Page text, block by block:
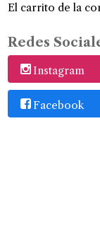
El carrito de la
Redes
Instagram
Facebook